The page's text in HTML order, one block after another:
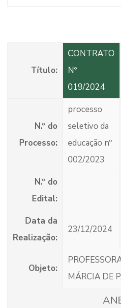
Título:
CONTRATO
Nº
019/2024
N.º do
Processo:
processo
seletivo da
educação nº
002/2023
N.º do
Edital:
Data da
Realização:
23/12/2024
Objeto:
MÁRCIA DE